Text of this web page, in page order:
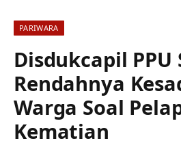
PARIWARA
Disdukcapil PPU
Rendahnya
Warga Soal
Kematian